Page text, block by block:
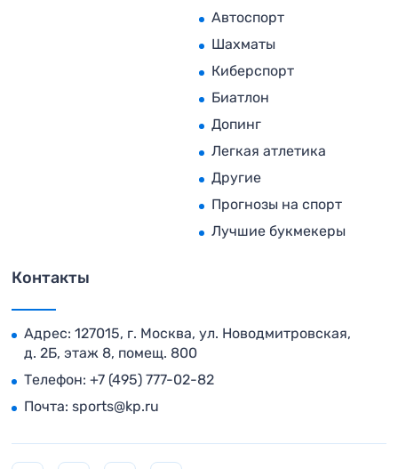
Автоспорт
Шахматы
Киберспорт
Биатлон
Допинг
Легкая атлетика
Другие
Прогнозы на спорт
Лучшие букмекеры
Контакты
Адрес: 127015, г. Москва, ул. Новодмитровская,
д. 2Б, этаж 8, помещ. 800
Телефон: +7 (495) 777-02-82
Почта: sports@kp.ru